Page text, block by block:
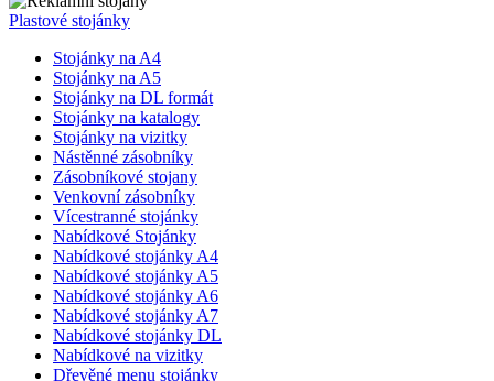
Plastové stojánky
Stojánky na A4
Stojánky na A5
Stojánky na DL formát
Stojánky na katalogy
Stojánky na vizitky
Nástěnné zásobníky
Zásobníkové stojany
Venkovní zásobníky
Vícestranné stojánky
Nabídkové Stojánky
Nabídkové stojánky A4
Nabídkové stojánky A5
Nabídkové stojánky A6
Nabídkové stojánky A7
Nabídkové stojánky DL
Nabídkové na vizitky
Dřevěné menu stojánky